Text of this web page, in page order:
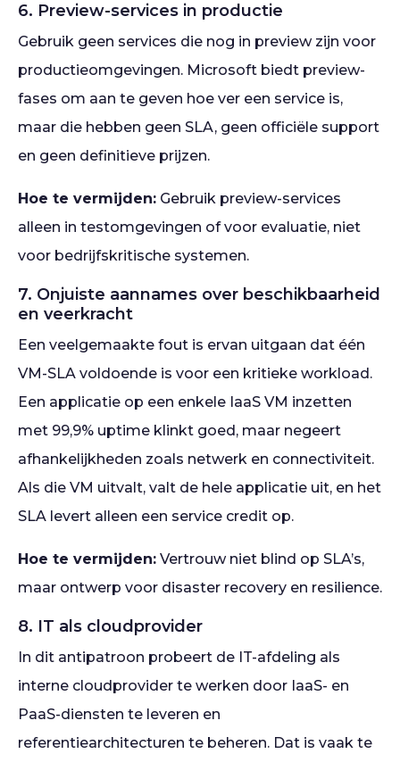
6. Preview-services in productie
Gebruik geen services die nog in preview zijn voor
productieomgevingen. Microsoft biedt preview-
fases om aan te geven hoe ver een service is,
maar die hebben geen SLA, geen officiële support
en geen definitieve prijzen.
Hoe te vermijden: Gebruik preview-services
alleen in testomgevingen of voor evaluatie, niet
voor bedrijfskritische systemen.
7. Onjuiste aannames over beschikbaarheid
en veerkracht
Een veelgemaakte fout is ervan uitgaan dat één
VM-SLA voldoende is voor een kritieke workload.
Een applicatie op een enkele IaaS VM inzetten
met 99,9% uptime klinkt goed, maar negeert
afhankelijkheden zoals netwerk en connectiviteit.
Als die VM uitvalt, valt de hele applicatie uit, en het
SLA levert alleen een service credit op.
Hoe te vermijden: Vertrouw niet blind op SLA’s,
maar ontwerp voor disaster recovery en resilience.
8. IT als cloudprovider
In dit antipatroon probeert de IT-afdeling als
interne cloudprovider te werken door IaaS- en
PaaS-diensten te leveren en
referentiearchitecturen te beheren. Dat is vaak te